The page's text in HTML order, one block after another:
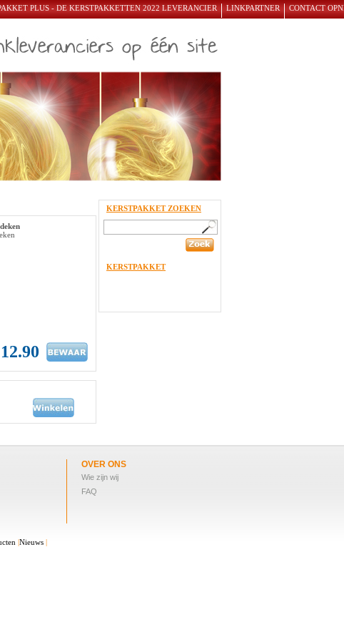
PLUS - DE KERSTPAKKETTEN 2022 LEVERANCIER LINKPARTNER CONTACT
KERSTPAKKET ZOEKEN
KERSTPAKKET
OVER ONS
Wie zijn wij
FAQ
|Nieuws|